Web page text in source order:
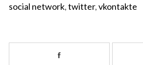
social network,twitter,vkontakte